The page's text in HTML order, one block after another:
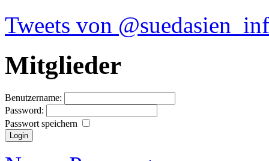
Tweets von
Mitglieder
Benutzername:
Password:
Passwort speichern